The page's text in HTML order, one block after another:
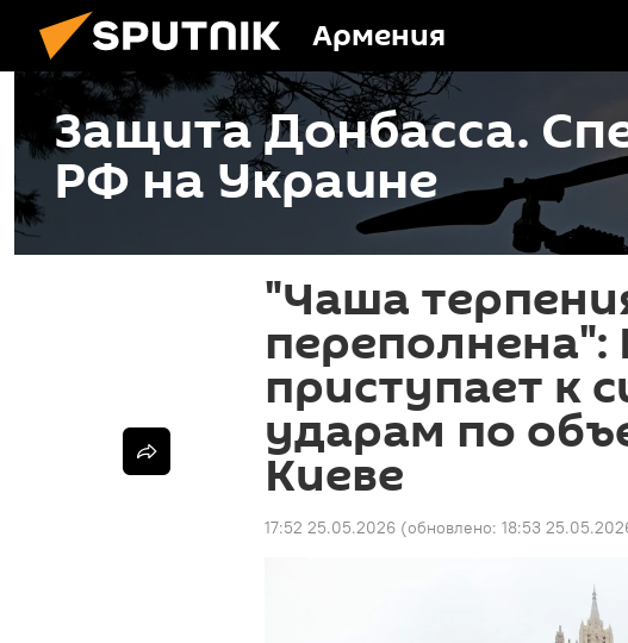
Армения
Защита Донбасса.
РФ на Украине
"Чаша
переполнена":
приступает к
ударам по
Киеве
17:52 25.05.2026 (обновлено: 18:53